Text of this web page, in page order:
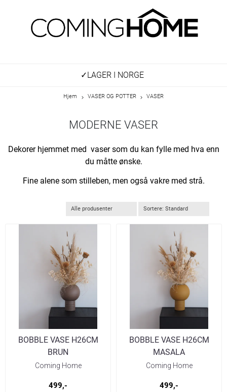
✓LAGER I NORGE
Hjem VASER OG POTTER VASER
MODERNE VASER
Dekorer hjemmet med vaser som du kan fylle med hva enn
du måtte ønske.
Fine alene som stilleben, men også vakre med strå.
BOBBLE VASE H26CM
BRUN
Coming Home
499,-
BOBBLE VASE H26CM
MASALA
Coming Home
499,-